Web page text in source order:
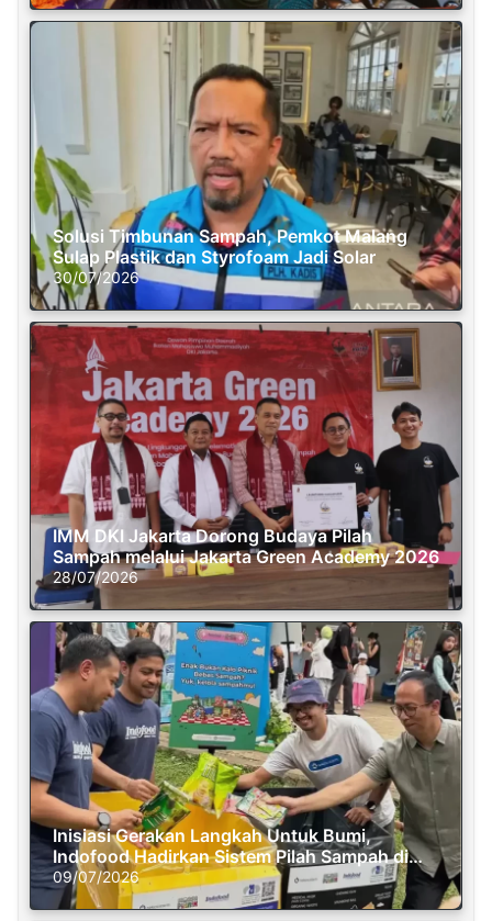
Solusi Timbunan Sampah, Pemkot Malang
Sulap Plastik dan Styrofoam Jadi Solar
30/07/2026
IMM DKI Jakarta Dorong Budaya Pilah
Sampah melalui Jakarta Green Academy 2026
28/07/2026
Inisiasi Gerakan Langkah Untuk Bumi,
Indofood Hadirkan Sistem Pilah Sampah di
Semasa Piknik
09/07/2026